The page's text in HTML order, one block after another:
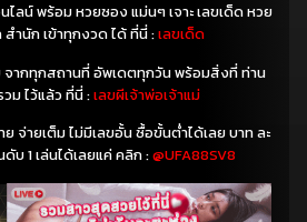
ลน์ พร้อม หวยซอง แม่นๆ เจาะ เลขเด็ด หวย
ำนัก เข้าทุกงวด ได้ ที่นี่ :เลขเด็ด
จากทุกสถานที่ อัพเดตทุกวัน พร้อมสิ่งที่ ท่าน
วม ไว้แล้ว ที่นี่ :เลขผีเจ้าพ่อเจ้าแม่
จ่ายเต็ม ไม่มีเลขอั้น ซื้อขั้นต่ำได้เลย บาท ละ
บ 1 เล่นได้เลยแค่ คลิก :@UFA88SV8